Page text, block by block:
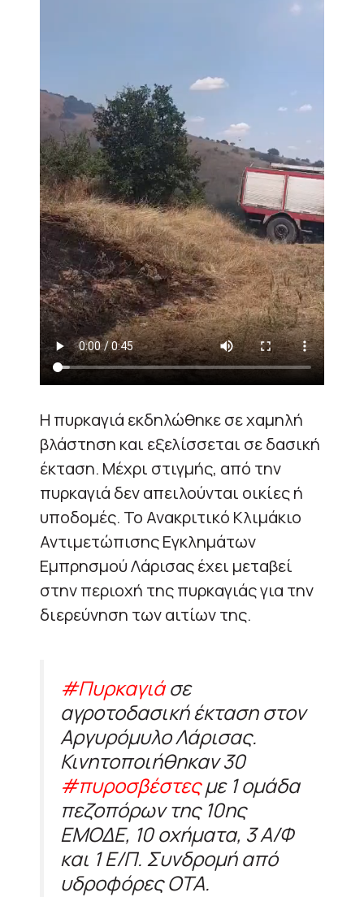
Η πυρκαγιά εκδηλώθηκε σε χαμηλή
βλάστηση και εξελίσσεται σε δασική
έκταση. Μέχρι στιγμής, από την
πυρκαγιά δεν απειλούνται οικίες ή
υποδομές. Το Ανακριτικό Κλιμάκιο
Αντιμετώπισης Εγκλημάτων
Εμπρησμού Λάρισας έχει μεταβεί
στην περιοχή της πυρκαγιάς για την
διερεύνηση των αιτίων της.
#Πυρκαγιάσε
αγροτοδασική έκταση στον
Αργυρόμυλο Λάρισας.
Κινητοποιήθηκαν 30
#πυροσβέστεςμε 1 ομάδα
πεζοπόρων της 10ης
ΕΜΟΔΕ, 10 οχήματα, 3 Α/Φ
και 1 Ε/Π. Συνδρομή από
υδροφόρες ΟΤΑ.